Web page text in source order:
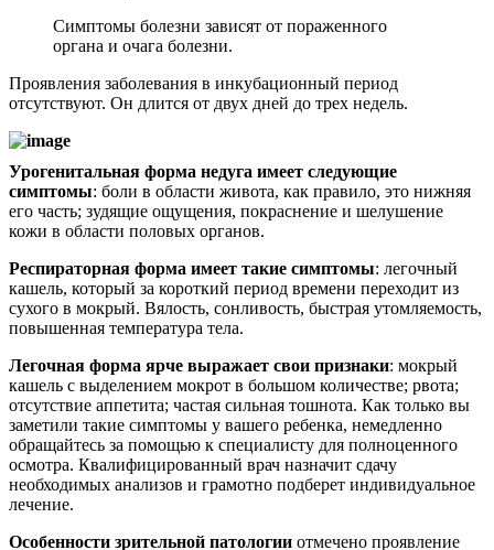
Симптомы болезни зависят от пораженного
органа и очага болезни.
Проявления заболевания в инкубационный период
отсутствуют. Он длится от двух дней до трех недель.
Урогенитальная форма недуга имеет следующие
симптомы: боли в области живота, как правило, это нижняя
его часть; зудящие ощущения, покраснение и шелушение
кожи в области половых органов.
Респираторная форма имеет такие симптомы: легочный
кашель, который за короткий период времени переходит из
сухого в мокрый. Вялость, сонливость, быстрая утомляемость,
повышенная температура тела.
Легочная форма ярче выражает свои признаки: мокрый
кашель с выделением мокрот в большом количестве; рвота;
отсутствие аппетита; частая сильная тошнота. Как только вы
заметили такие симптомы у вашего ребенка, немедленно
обращайтесь за помощью к специалисту для полноценного
осмотра. Квалифицированный врач назначит сдачу
необходимых анализов и грамотно подберет индивидуальное
лечение.
Особенности зрительной патологии отмечено проявление